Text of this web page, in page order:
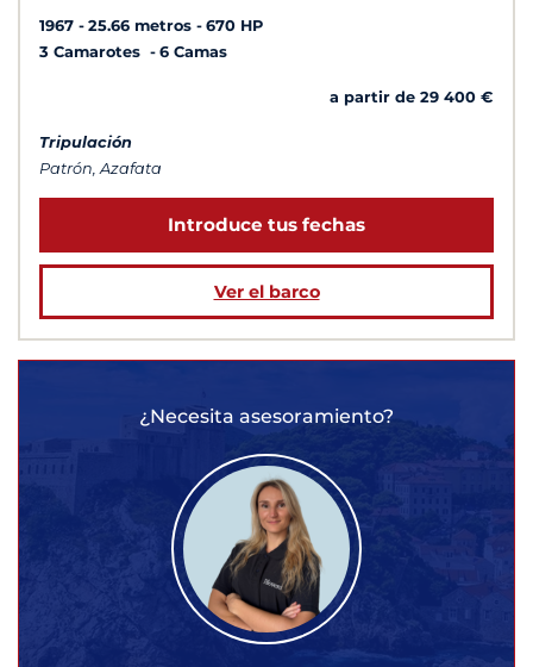
1967 25.66 metros
670 HP
3 Camarotes
6 Camas
a partir de 29 400 €
Tripulación
Patrón, Azafata
Introduce tus fechas
Ver el barco
¿Necesita asesoramiento?